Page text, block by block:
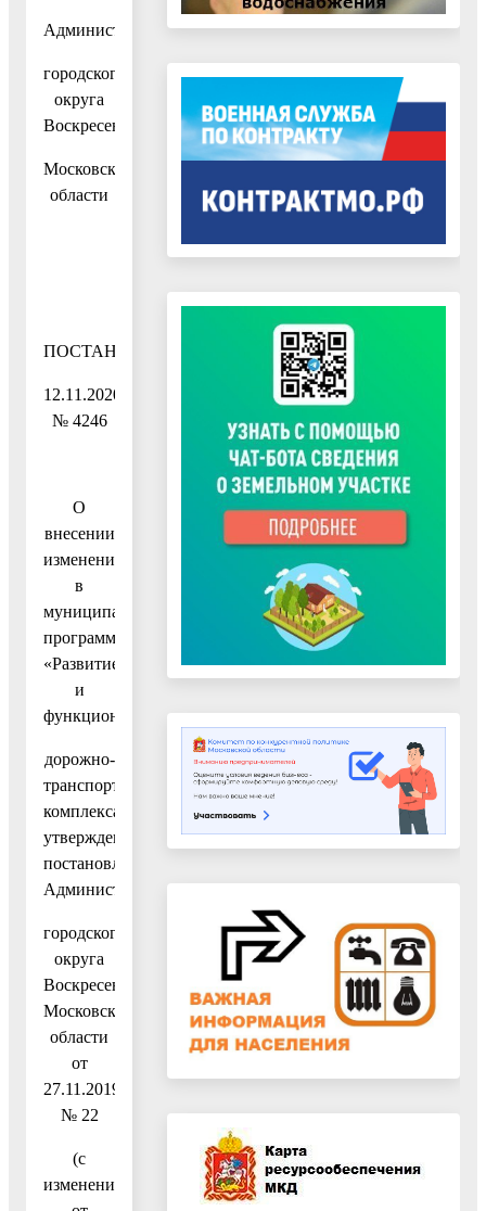
Администрация
городского
округа
Воскресенск
Московской
области
ПОСТАНОВЛЕНИЕ
12.11.2020
№ 4246
О
внесении
изменений
в
муниципальную
программу
«Развитие
и
функционирование
дорожно-
транспортного
комплекса»,
утвержденную
постановлением
Администрации
городского
округа
Воскресенск
Московской
области
от
27.11.2019
№ 22
(с
изменениями